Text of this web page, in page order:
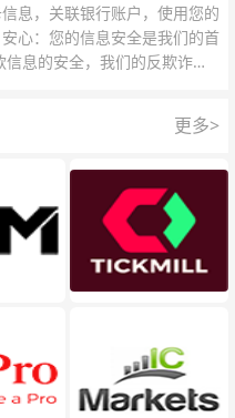
息，关联银行账户，使用您的
心：您的信息安全是我们的首
息的安全，我们的反欺诈团
更多>